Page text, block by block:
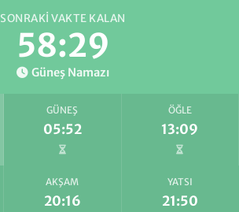
SONRAKI VAKTE KALAN
58:28
Güneş Namazı
GÜNEŞ
05:52
ÖĞLE
13:09
AKŞAM
20:16
YATSI
21:50